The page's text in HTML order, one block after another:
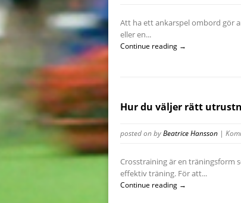
Att ha ett ankarspel ombord gör
eller en...
Continue reading →
Hur du väljer rätt
posted onbyBeatrice Hansson |
Crosstraining är en träningsform
effektiv träning. För att...
Continue reading →